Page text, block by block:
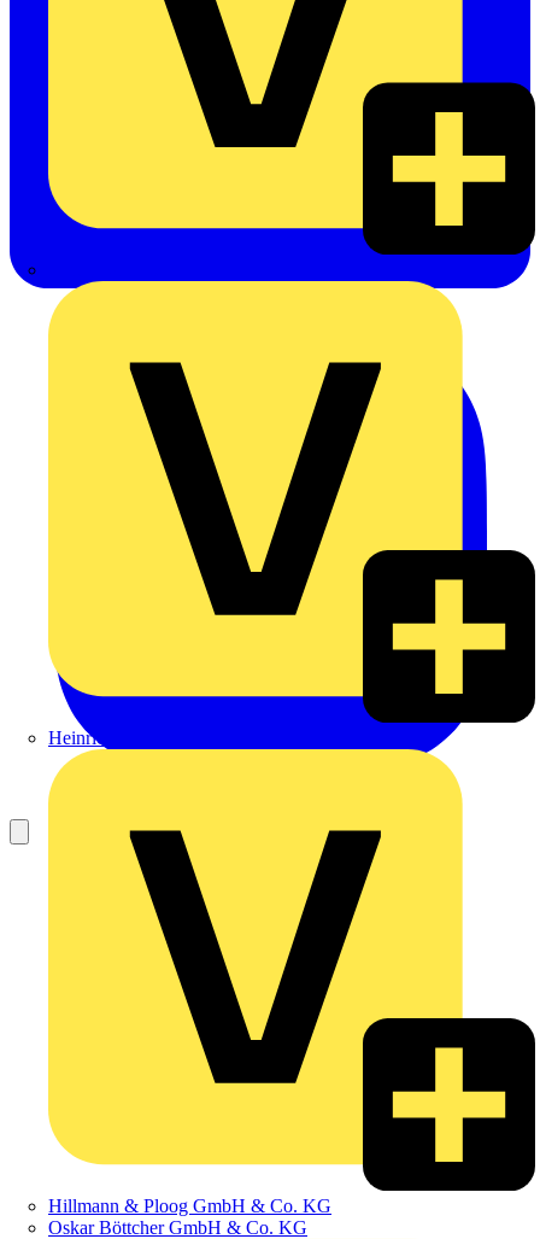
Heinrich Häusler GmbH
Hillmann & Ploog GmbH & Co. KG
Oskar Böttcher GmbH & Co. KG